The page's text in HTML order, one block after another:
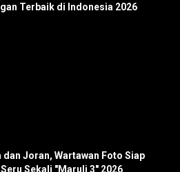
Terbaik di Indonesia 2026
Joran, Wartawan Foto Siap
Sekali "Maruli 3" 2026